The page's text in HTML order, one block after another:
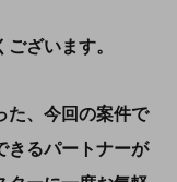
ざいます。
た、今回の案件で
きるパートナーが